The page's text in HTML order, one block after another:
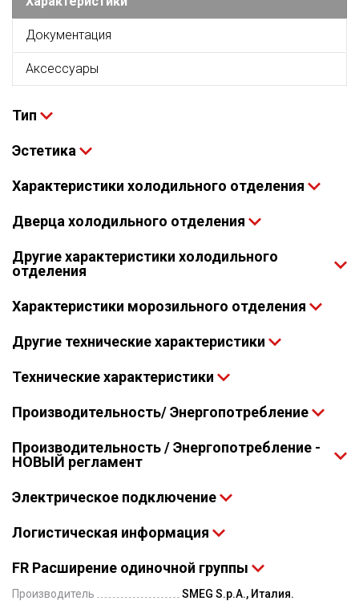
Документация
Аксессуары
Тип
Эстетика
Характеристики холодильного отделения
Дверца холодильного отделения
Другие характеристики холодильного
отделения
Характеристики морозильного отделения
Другие технические характеристики
Технические характеристики
Производительность/ Энергопотребление
Производительность / Энергопотребление -
НОВЫЙ регламент
Электрическое подключение
Логистическая информация
FR Расширение одиночной группы
Производитель SMEG S.p.A., Италия.